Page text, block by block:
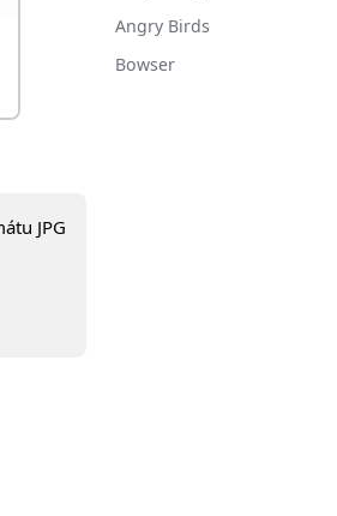
JPG
Angry Birds
Bowser